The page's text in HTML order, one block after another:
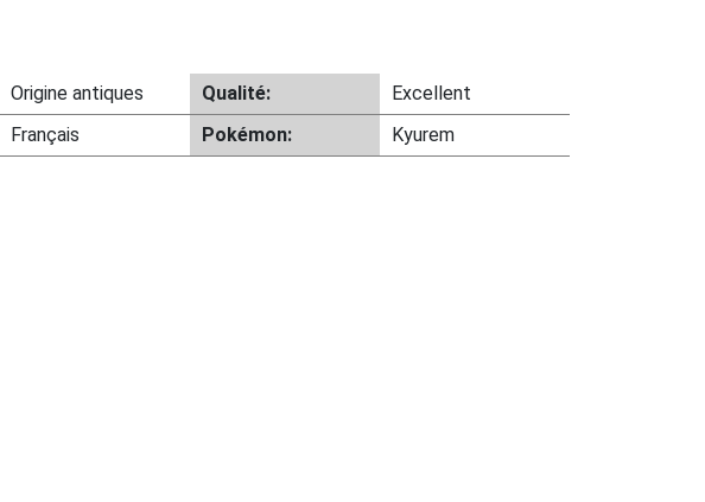
Origine antiques Qualité:
Excellent
Français Pokémon: Kyurem